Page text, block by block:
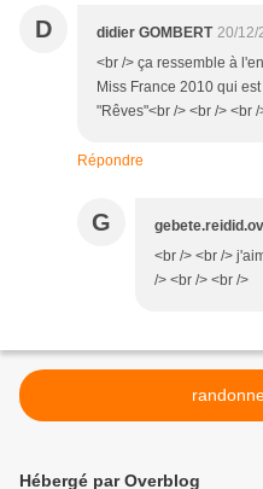
D didier GOMBERT 20/12/
<br /> ça ressemble à
Miss France 2010 qui
"Rêves"<br /> <br /> <br /
Répondre
G
<br /> <br />
/> <br /> <br />
Hébergé par Overblog